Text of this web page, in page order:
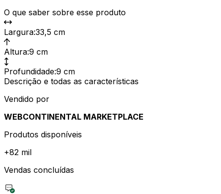
O que saber sobre esse produto
Largura:33,5 cm
Altura:9 cm
Profundidade:9 cm
Descrição e todas as características
Vendido por
WEBCONTINENTAL MARKETPLACE
Produtos disponíveis
+82 mil
Vendas concluídas